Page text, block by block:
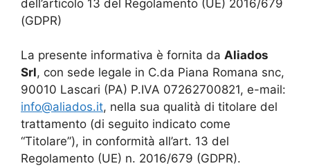
dell’articolo 13 del Regolamento (UE) 2016/679
(GDPR)
La presente informativa è fornita da Aliados
Srl, con sede legale in C.da Piana Romana snc,
90010 Lascari (PA) P.IVA 07262700821, e-mail:
info@aliados.it, nella sua qualità di titolare del
trattamento (di seguito indicato come
“Titolare”), in conformità all’art. 13 del
Regolamento (UE) n. 2016/679 (GDPR).